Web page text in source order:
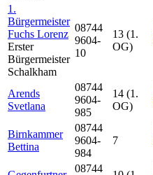
1.
Bürgermeister
Fuchs Lorenz
Erster
Bürgermeister
Schalkham
08744
9604-
10
13 (1.
OG)
Arends
Svetlana
08744
9604-
985
14 (1.
OG)
Birnkammer
Bettina
08744
9604-
984
7
08744